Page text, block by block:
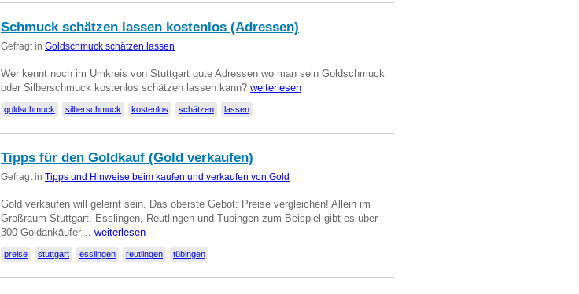
Schmuck schätzen lassen kostenlos (Adressen)
Gefragt in Goldschmuck schätzen lassen
Wer kennt noch im Umkreis von Stuttgart gute Adressen wo man sein Goldschmuck
oder Silberschmuck kostenlos schätzen lassen kann? weiterlesen
goldschmuck silberschmuck kostenlos schätzen lassen
Tipps für den Goldkauf (Gold verkaufen)
Gefragt in Tipps und Hinweise beim kaufen und verkaufen von Gold
Gold verkaufen will gelernt sein. Das oberste Gebot: Preise vergleichen! Allein im
Großraum Stuttgart, Esslingen, Reutlingen und Tübingen zum Beispiel gibt es über
300 Goldankäufer… weiterlesen
preise stuttgart esslingen reutlingen tübingen